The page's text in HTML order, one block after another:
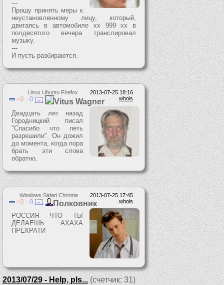
---
Прошу принять меры к
неустановленному лицу, который,
двигаясь в автомобиле хх 999 хх в
полдесятого вечера транслировал
музыку.
---
И пусть разбираются.
2013-07-25 18:16
Linux Ubuntu Firefox
whois
0 0 Vitus Wagner
Двадцать лет назад
Городницкий писал
"Спасибо что петь
разрешили". Он дожил
до момента, когда пора
брать эти слова
обратно.
2013-07-25 17:45
Windows Safari Chrome
whois
0 0 Полковник
РОССИЯ ЧТО ТЫ
ДЕЛАЕШЬ АХАХА
ПРЕКРАТИ
2013/07/29 - Help, pls...(счетчик: 31)